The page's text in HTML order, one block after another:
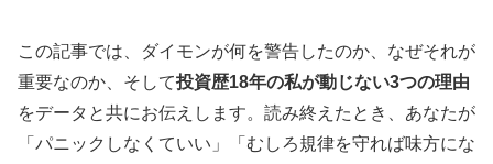
この記事では、ダイモンが何を警告したのか、なぜそれが
重要なのか、そして投資歴18年の私が動じない3つの理由
をデータと共にお伝えします。読み終えたとき、あなたが
「パニックしなくていい」「むしろ規律を守れば味方にな